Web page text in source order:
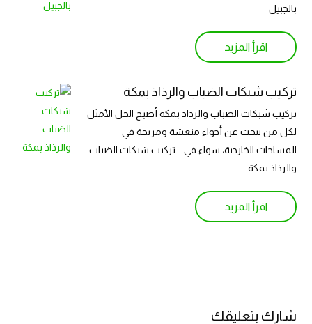
بالجبيل
اقرأ المزيد
تركيب شبكات الضباب والرذاذ بمكة
تركيب شبكات الضباب والرذاذ بمكة أصبح الحل الأمثل
لكل من يبحث عن أجواء منعشة ومريحة في
المساحات الخارجية، سواء في... تركيب شبكات الضباب
والرذاذ بمكة
اقرأ المزيد
شارك بتعليقك